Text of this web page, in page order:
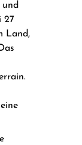
und
27
Land,